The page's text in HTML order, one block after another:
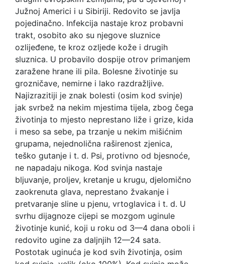
Južnoj Americi i u Sibiriji. Redovito se javlja
pojedinačno. Infekcija nastaje kroz probavni
trakt, osobito ako su njegove sluznice
ozlijeđene, te kroz ozljede kože i drugih
sluznica. U probavilo dospije otrov primanjem
zaražene hrane ili pila. Bolesne životinje su
grozničave, nemirne i lako razdražljive.
Najizrazitiji je znak bolesti (osim kod svinje)
jak svrbež na nekim mjestima tijela, zbog čega
životinja to mjesto neprestano liže i grize, kida
i meso sa sebe, pa trzanje u nekim mišićnim
grupama, nejednolična raširenost zjenica,
teško gutanje i t. d. Psi, protivno od bjesnoće,
ne napadaju nikoga. Kod svinja nastaje
bljuvanje, proljev, kretanje u krugu, djelomično
zaokrenuta glava, neprestano žvakanje i
pretvaranje sline u pjenu, vrtoglavica i t. d. U
svrhu dijagnoze cijepi se mozgom uginule
životinje kunić, koji u roku od 3—4 dana oboli i
redovito ugine za daljnjih 12—24 sata.
Postotak uginuća je kod svih životinja, osim